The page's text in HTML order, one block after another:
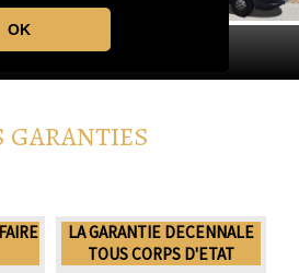
OK
MENU
GARANTIES
LA GARANTIE DECENNALE
TOUS CORPS D'ETAT